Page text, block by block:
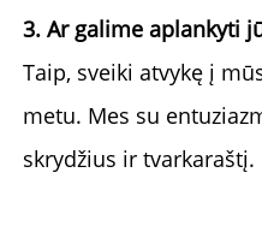
3. Ar galime aplankyti
Taip, sveiki atvykę į
metu. Mes su
skrydžius ir tvarkaraštį.